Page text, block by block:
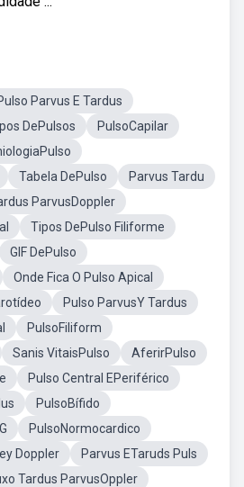
Parvus E Tardus
DePulsos
PulsoCapilar
Tabela DePulso
Parvus Tardu
ParvusDoppler
Tipos DePulso Filiforme
GIF DePulso
Onde Fica O Pulso Apical
Pulso ParvusY Tardus
PulsoFiliform
Sanis VitaisPulso
AferirPulso
Pulso Central EPeriférico
PulsoBífido
PulsoNormocardico
Doppler
Parvus ETaruds Puls
Tardus ParvusOppler